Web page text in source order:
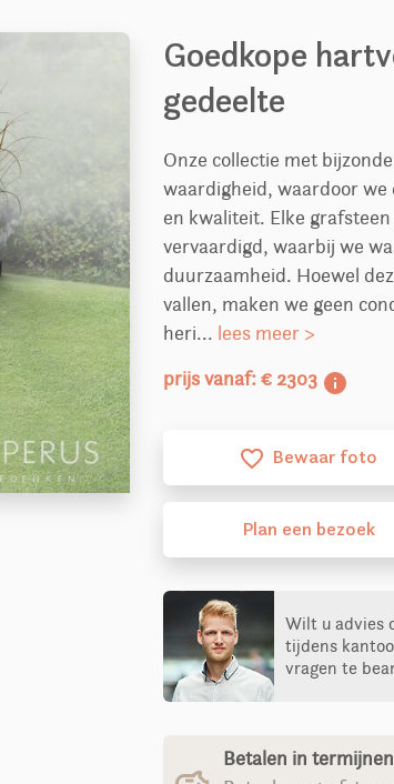
Goedkope
gedeelte
Onze collectie met
waardigheid, waardoor
en kwaliteit. Elke
vervaardigd, waarbij we
duurzaamheid. Hoewel
vallen, maken we geen
heri... lees meer >
prijs vanaf: € 2303 info
favorite_border Bewaar foto
Plan een bezoek
Wilt u advies
tijdens
vragen te
Betalen in